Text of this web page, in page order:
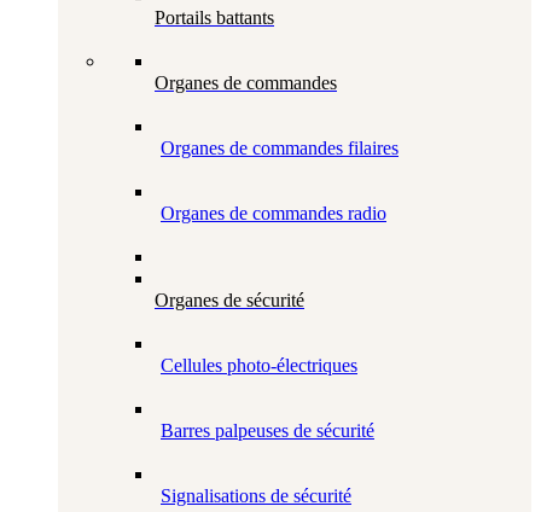
Portails battants
Organes de commandes
Organes de commandes filaires
Organes de commandes radio
Organes de sécurité
Cellules photo-électriques
Barres palpeuses de sécurité
Signalisations de sécurité